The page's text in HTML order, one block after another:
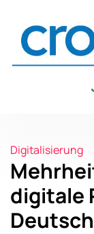
Digitalisierung
digitale